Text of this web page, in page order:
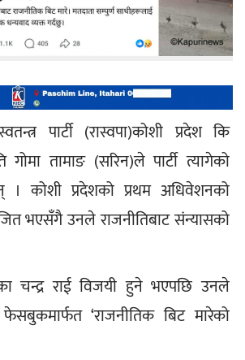
पार्टी (रास्वपा)कोशी प्रदेश कि
गोमा तामाङ (सरिन)ले पार्टी त्यागेको
। कोशी प्रदेशको प्रथम अधिवेशनको
भएसँगै उनले राजनीतिबाट संन्यासको
चन्द्र राई विजयी हुने भएपछि उनले
‘राजनीतिक बिट मारेको